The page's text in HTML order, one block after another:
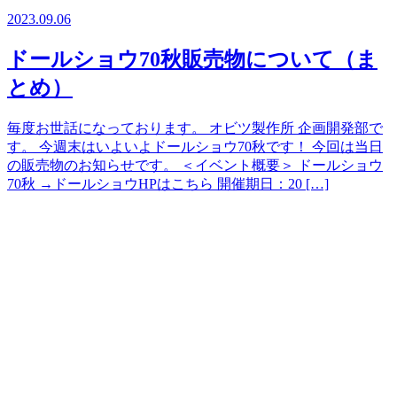
2023.09.06
ドールショウ70秋販売物について（ま
とめ）
毎度お世話になっております。 オビツ製作所 企画開発部で
す。 今週末はいよいよドールショウ70秋です！ 今回は当日
の販売物のお知らせです。 ＜イベント概要＞ ドールショウ
70秋 →ドールショウHPはこちら 開催期日：20 […]